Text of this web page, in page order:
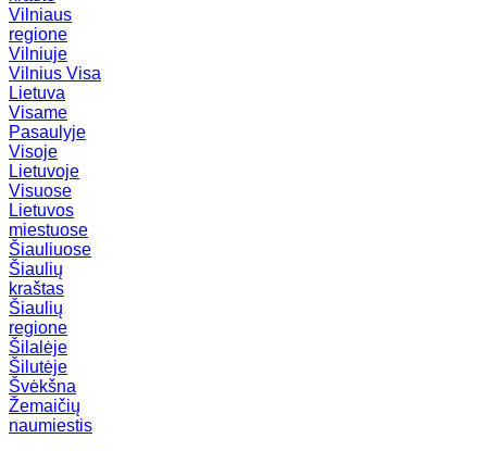
Vilniaus
regione
Vilniuje
Vilnius Visa
Lietuva
Visame
Pasaulyje
Visoje
Lietuvoje
Visuose
Lietuvos
miestuose
Šiauliuose
Šiaulių
kraštas
Šiaulių
regione
Šilalėje
Šilutėje
Švėkšna
Žemaičių
naumiestis